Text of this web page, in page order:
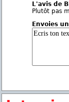
L'avis de
Plutôt pas
Envoies